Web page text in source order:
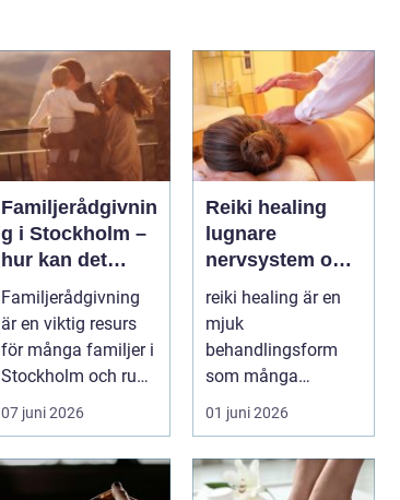
Familjerådgivnin
g i Stockholm –
hur kan det
hjälpa dig och
din familj
Familjerådgivning
är en viktig resurs
för många familjer i
Stockholm och runt
07 juni 2026
Reiki healing
lugnare
nervsystem och
mer balans i
vardagen
reiki healing är en
mjuk
behandlingsform
som många
använder som ett
komplement till
annan vård. Foku...
01 juni 2026